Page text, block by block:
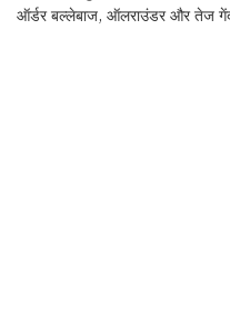
ऑर्डर बल्लेबाज, ऑलराउंडर और तेज